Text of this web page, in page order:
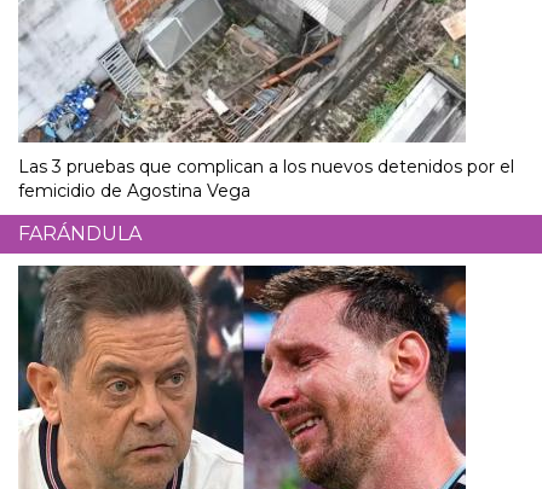
Las 3 pruebas que complican a los nuevos detenidos por el
femicidio de Agostina Vega
FARÁNDULA